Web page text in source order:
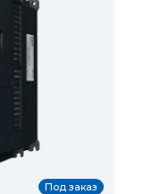
Под заказ